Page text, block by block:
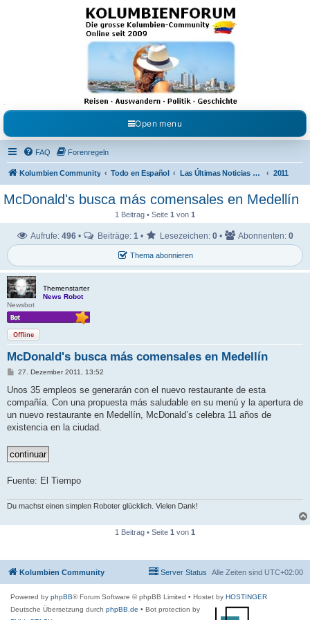
Kolumbienforum - Das
grosse Forum der
Freunde Kolumbiens
Reisen, Auswandern, Kultur, Politik, Geschichte und Visum in Kolumbien und Venezuela.
Austausch, Erfahrungen und Gemeinschaft im Kolumbienforum
Open menu
FAQ Forenregeln
Kolumbien Community Todo en Español Las Últimas Noticias en Español 2011
McDonald's busca más comensales en Medellín
1 Beitrag • Seite 1 von 1
Thema abonnieren
Aufrufe: 496 • Beiträge: 1 • Lesezeichen: 0 • Abonnenten: 0
Themenstarter
News Robot
Newsbot
Offline
McDonald's busca más comensales en Medellín
B
i
r
a
27. Dezember 2011, 13:52
Unos 35 empleos se generarán con el nuevo restaurante de esta
compañía. Con una propuesta más saludable en su menú y la apertura de
un nuevo restaurante en Medellín, McDonald’s celebra 11 años de
existencia en la ciudad.
Fuente: El Tiempo
Du machst einen simplen Roboter glücklich. Vielen Dank!
1 Beitrag • Seite 1 von 1
Kolumbien Community Alle Zeiten sind UTC+02:00
Server Status
Powered by phpBB® Forum Software © phpBB Limited • Hostet by HOSTINGER
Deutsche Übersetzung durch phpBB.de • Bot protection by